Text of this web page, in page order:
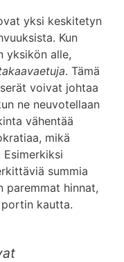
yksi keskitetyn
Kun
yksikön alle,
. Tämä
voivat johtaa
ne neuvotellaan
vähentää
mikä
summia
paremmat hinnat,
kautta.